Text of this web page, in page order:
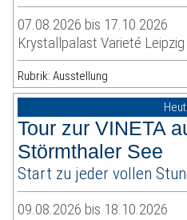
07.08.2026 bis 17.10.2026
Krystallpalast Varieté Leipzig
Rubrik: Ausstellung
Tour zur VINETA
Störmthaler See
Start zu jeder vollen
09.08.2026 bis 18.10.2026